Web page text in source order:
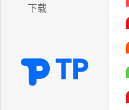
下载